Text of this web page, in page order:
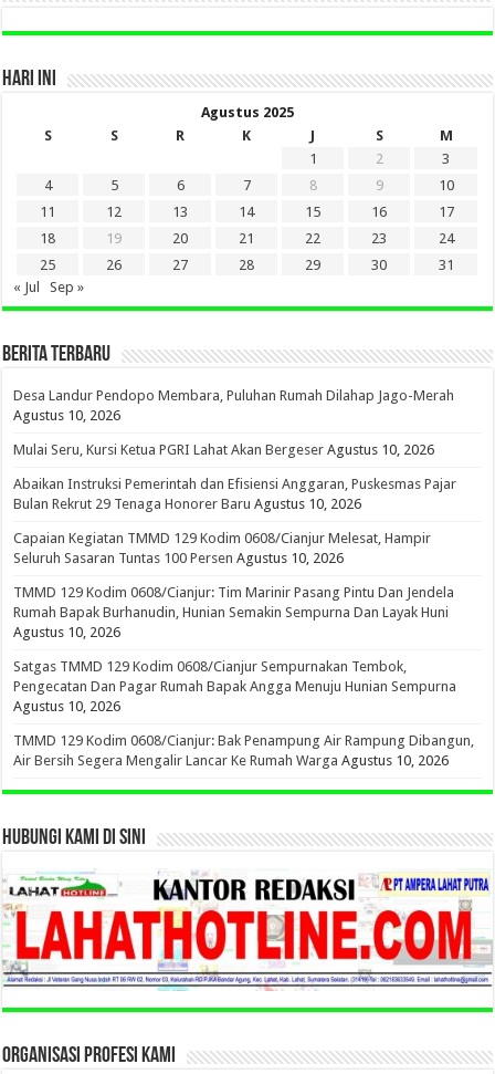
HARI INI
Agustus 2025
S
S R K J S
M
1
2
3
4
5 6 7 8 9
10
11
12 13 14 15 16
17
18
19 20 21 22 23
24
25
26 27 28 29 30
31
« Jul
Sep »
BERITA TERBARU
Desa Landur Pendopo Membara, Puluhan Rumah Dilahap Jago-Merah
Agustus 10, 2026
Mulai Seru, Kursi Ketua PGRI Lahat Akan Bergeser Agustus 10, 2026
Abaikan Instruksi Pemerintah dan Efisiensi Anggaran, Puskesmas Pajar
Bulan Rekrut 29 Tenaga Honorer Baru Agustus 10, 2026
Capaian Kegiatan TMMD 129 Kodim 0608/Cianjur Melesat, Hampir
Seluruh Sasaran Tuntas 100 Persen Agustus 10, 2026
TMMD 129 Kodim 0608/Cianjur: Tim Marinir Pasang Pintu Dan Jendela
Rumah Bapak Burhanudin, Hunian Semakin Sempurna Dan Layak Huni
Agustus 10, 2026
Satgas TMMD 129 Kodim 0608/Cianjur Sempurnakan Tembok,
Pengecatan Dan Pagar Rumah Bapak Angga Menuju Hunian Sempurna
Agustus 10, 2026
TMMD 129 Kodim 0608/Cianjur: Bak Penampung Air Rampung Dibangun,
Air Bersih Segera Mengalir Lancar Ke Rumah Warga Agustus 10, 2026
HUBUNGI KAMI DI SINI
ORGANISASI PROFESI KAMI